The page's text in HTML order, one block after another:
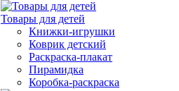
Товары для детей
Книжки-игрушки
Коврик детский
Раскраска-плакат
Пирамидка
Коробка-раскраска